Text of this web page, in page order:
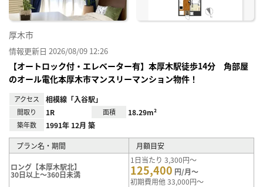
厚木市
情報更新日 2026/08/09 12:26
【オートロック付・エレベーター有】本厚木駅徒歩14分 角部屋
のオール電化本厚木市マンスリーマンション物件！
アクセス 相模線「入谷駅」
間取り 1R 面積 18.29m²
築年数 1991年 12月 築
プラン名・期間 月額目安
ロング【本厚木駅北】
30日以上～360日未満
1日当たり 3,300円～
125,400 円/月～
初期費用他 33,000円～